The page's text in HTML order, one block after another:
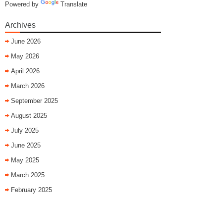
Powered by Translate
Archives
June 2026
May 2026
April 2026
March 2026
September 2025
August 2025
July 2025
June 2025
May 2025
March 2025
February 2025